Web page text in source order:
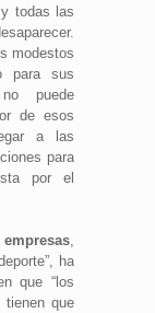
todas las
modestos
para sus
puede
de esos
a las
para
por el
ha
que “los
que